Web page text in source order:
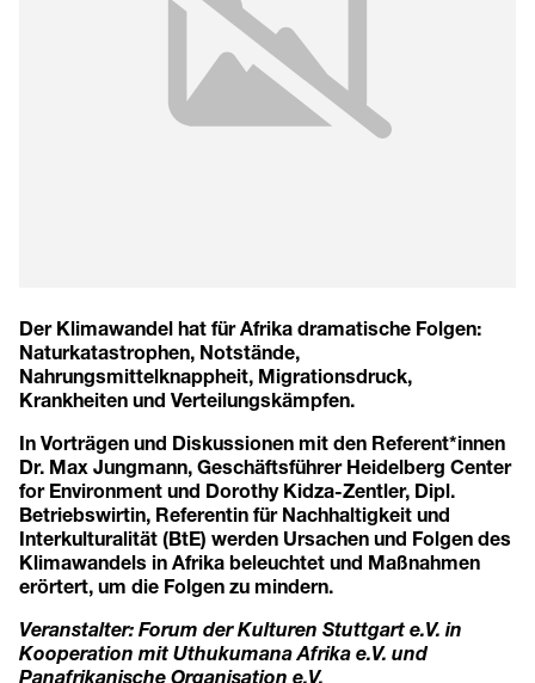
Der Klimawandel hat für Afrika dramatische Folgen:
Naturkatastrophen, Notstände,
Nahrungsmittelknappheit, Migrationsdruck,
Krankheiten und Verteilungskämpfen.
In Vorträgen und Diskussionen mit den Referent*innen
Dr. Max Jungmann, Geschäftsführer Heidelberg Center
for Environment und Dorothy Kidza-Zentler, Dipl.
Betriebswirtin, Referentin für Nachhaltigkeit und
Interkulturalität (BtE) werden Ursachen und Folgen des
Klimawandels in Afrika beleuchtet und Maßnahmen
erörtert, um die Folgen zu mindern.
Veranstalter: Forum der Kulturen Stuttgart e.V. in
Kooperation mit Uthukumana Afrika e.V. und
Panafrikanische Organisation e.V.